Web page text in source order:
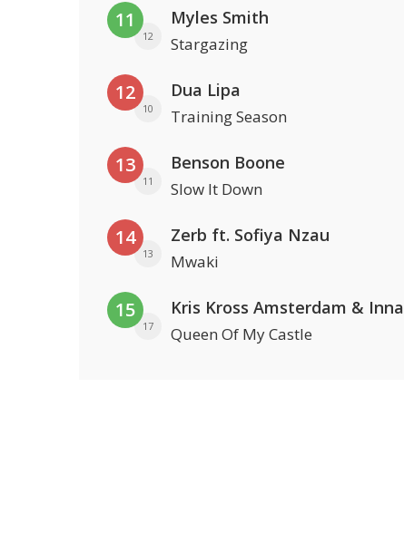
11
12
Myles Smith
Stargazing
12
10
Dua Lipa
Training Season
13
11
Benson Boone
Slow It Down
14
13
Zerb ft. Sofiya Nzau
Mwaki
15
17
Kris Kross Amsterdam & Inna
Queen Of My Castle